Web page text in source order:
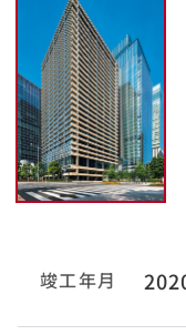
竣工年月